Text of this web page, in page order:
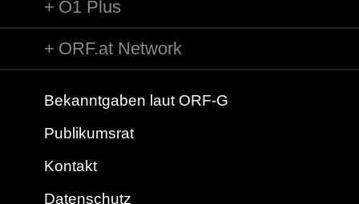
Ö1 Plus
ORF.at Network
Bekanntgaben laut ORF-G
Publikumsrat
Kontakt
Datenschutz